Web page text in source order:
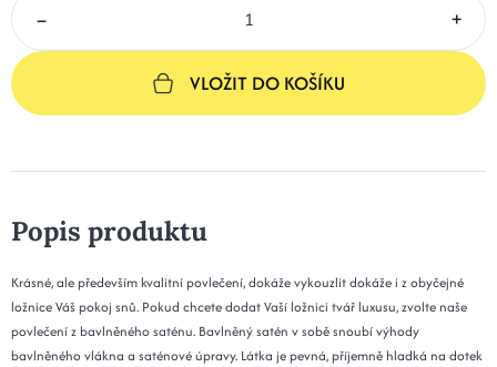
– +
VLOŽIT DO KOŠÍKU
Popis produktu
Krásné, ale především kvalitní povlečení, dokáže vykouzlit dokáže i z obyčejné
ložnice Váš pokoj snů. Pokud chcete dodat Vaší ložnici tvář luxusu, zvolte naše
povlečení z bavlněného saténu. Bavlněný satén v sobě snoubí výhody
bavlněného vlákna a saténové úpravy. Látka je pevná, příjemně hladká na dotek